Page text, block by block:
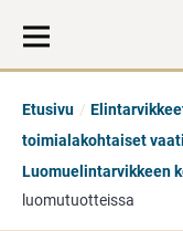
Etusivu
toimialakohtaiset
Luomuelintarvikkeen
luomutuotteissa